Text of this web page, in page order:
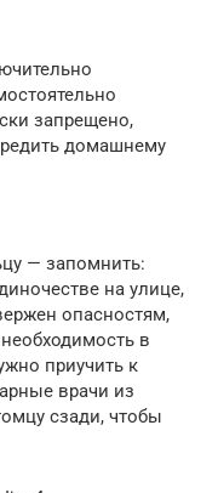
запрещено,
домашнему
— запомнить:
на улице,
опасностям,
в
приучить к
врачи из
сзади, чтобы